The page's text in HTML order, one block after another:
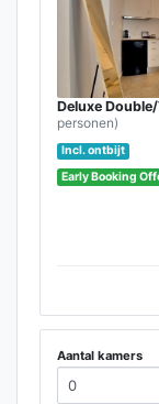
Deluxe
personen)
Incl. ontbijt
Early Booking
Aantal kamers